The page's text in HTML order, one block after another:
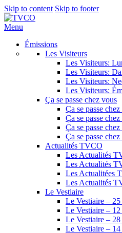
Skip to content Skip to footer
Menu
Émissions
Les Visiteurs
Les Visiteurs:
Les Visiteurs:
Les Visiteurs:
Les Visiteurs:
Ça se passe chez vous
Ça se passe
Ça se passe
Ça se passe
Ça se passe
Actualités TVCO
Les Actualités
Les Actualités
Les Actualitées
Les Actualités
Le Vestiaire
Le Vestiaire –
Le Vestiaire –
Le Vestiaire –
Le Vestiaire –